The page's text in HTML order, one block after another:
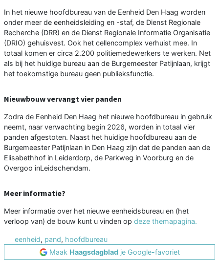
In het nieuwe hoofdbureau van de Eenheid Den Haag worden
onder meer de eenheidsleiding en -staf, de Dienst Regionale
Recherche (DRR) en de Dienst Regionale Informatie Organisatie
(DRIO) gehuisvest. Ook het cellencomplex verhuist mee. In
totaal komen er circa 2.200 politiemedewerkers te werken. Net
als bij het huidige bureau aan de Burgemeester Patijnlaan, krijgt
het toekomstige bureau geen publieksfunctie.
Nieuwbouw vervangt vier panden
Zodra de Eenheid Den Haag het nieuwe hoofdbureau in gebruik
neemt, naar verwachting begin 2026, worden in totaal vier
panden afgestoten. Naast het huidige hoofdbureau aan de
Burgemeester Patijnlaan in Den Haag zijn dat de panden aan de
Elisabethhof in Leiderdorp, de Parkweg in Voorburg en de
Overgoo inLeidschendam.
Meer informatie?
Meer informatie over het nieuwe eenheidsbureau en (het
verloop van) de bouw kunt u vinden op deze themapagina.
eenheid, pand, hoofdbureau
Maak Haagsdagbladje Google-favoriet